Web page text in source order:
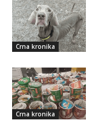
Crna kronika
Crna kronika